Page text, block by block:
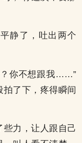
静了，吐出两个
？你不想跟我……”
拍了下，疼得瞬间
力，让人跟自己